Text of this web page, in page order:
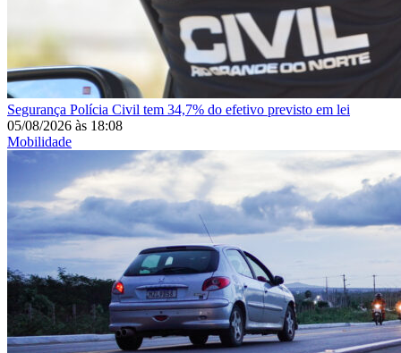
Segurança Polícia Civil tem 34,7% do efetivo previsto em lei
05/08/2026 às 18:08
Mobilidade